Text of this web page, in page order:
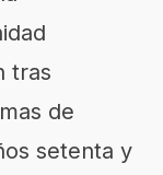
tras
de
setenta y